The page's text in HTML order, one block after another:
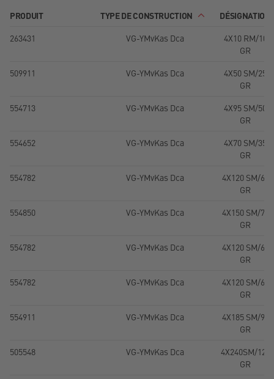
PRODUIT TYPE DE CONSTRUCTION
DÉSIGNATION
263431
VG-YMvKas Dca
4X10 RM/10
GR
509911
VG-YMvKas Dca
4X50 SM/25
GR
554713
VG-YMvKas Dca
4X95 SM/50
GR
554652
VG-YMvKas Dca
4X70 SM/35
GR
554782
VG-YMvKas Dca
4X120 SM/60
GR
554850
VG-YMvKas Dca
4X150 SM/75
GR
554782
VG-YMvKas Dca
4X120 SM/60
GR
554782
VG-YMvKas Dca
4X120 SM/60
GR
554911
VG-YMvKas Dca
4X185 SM/95
GR
505548
VG-YMvKas Dca
4X240SM/120
GR